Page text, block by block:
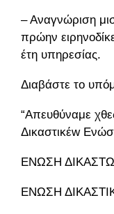
– Αναγνώριση
πρώην
έτη υπηρεσίας.
Διαβάστε το
“Απευθύναμε
Δικαστικέw
ΕΝΩΣΗ
ΕΝΩΣΗ